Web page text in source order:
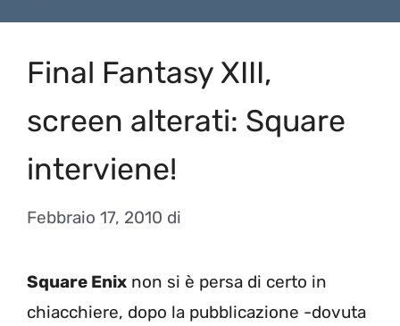
Final Fantasy XIII,
screen alterati: Square
interviene!
Febbraio 17, 2010 di
Square Enix non si è persa di certo in
chiacchiere, dopo la pubblicazione -dovuta